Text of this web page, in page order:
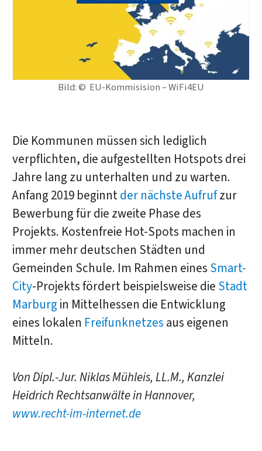
Bild: © EU-Kommisision – WiFi4EU
Die Kommunen müssen sich lediglich
verpflichten, die aufgestellten Hotspots drei
Jahre lang zu unterhalten und zu warten.
Anfang 2019 beginntder nächste Aufrufzur
Bewerbung für die zweite Phase des
Projekts. Kostenfreie Hot-Spots machen in
immer mehr deutschen Städten und
Gemeinden Schule. Im Rahmen eines Smart-
City-Projekts fördert beispielsweise die Stadt
Marburg in Mittelhessen die Entwicklung
eines lokalen Freifunknetzes aus eigenen
Mitteln.
Von Dipl.-Jur. Niklas Mühleis, LL.M., Kanzlei
Heidrich Rechtsanwälte in Hannover,
www.recht-im-internet.de